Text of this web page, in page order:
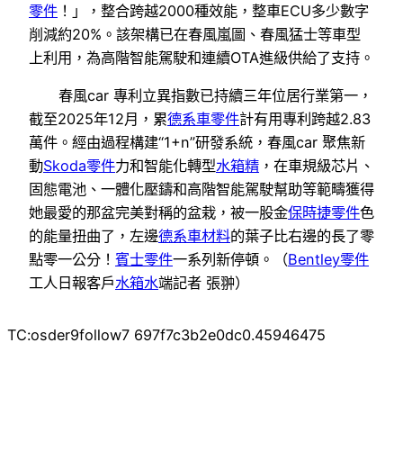
零件 ！」，整合跨越2000種效能，整車ECU多少數字
削減約20%。該架構已在春風嵐圖、春風猛士等車型
上利用，為高階智能駕駛和連續OTA進級供給了支持。
春風car 專利立異指數已持續三年位居行業第一，
截至2025年12月，累德系車零件計有用專利跨越2.83
萬件。經由過程構建“1+n”研發系統，春風car 聚焦新
動Skoda零件力和智能化轉型水箱精 ，在車規級芯片、
固態電池、一體化壓鑄和高階智能駕駛幫助等範疇獲得
她最愛的那盆完美對稱的盆栽，被一股金保時捷零件色
的能量扭曲了，左邊德系車材料的葉子比右邊的長了零
點零一公分！ 賓士零件一系列新停頓。（Bentley零件
工人日報客戶水箱水端記者 張翀）
TC:osder9follow7 697f7c3b2e0dc0.45946475